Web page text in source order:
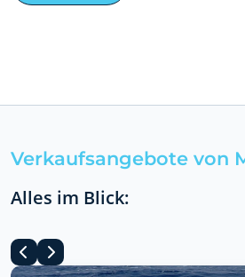
Verkaufsangebote von
Alles im Blick: